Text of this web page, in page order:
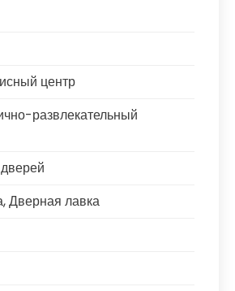
центр
развлекательный
Дверная лавка